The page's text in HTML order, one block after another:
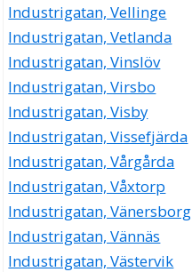
Industrigatan, Vellinge
Industrigatan, Vetlanda
Industrigatan, Vinslöv
Industrigatan, Virsbo
Industrigatan, Visby
Industrigatan, Vissefjärda
Industrigatan, Vårgårda
Industrigatan, Våxtorp
Industrigatan, Vänersborg
Industrigatan, Vännäs
Industrigatan, Västervik